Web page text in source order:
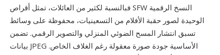
فبالنسبة لكثير من العائلات، تمثل أقراص SFW النسخ الرقمية
الوحيدة لصور حقبة الأفلام من التسعينيات، محفوظة على وسائط
تسبق انتشار المسح الضوئي المنزلي والتصوير الرقمي. تضمن
بيانات JPEG الأساسية جودة صورة معقولة رغم الغلاف الخاص.